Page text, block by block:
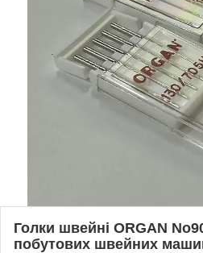
Голки швейні ORGAN
побутових швейних